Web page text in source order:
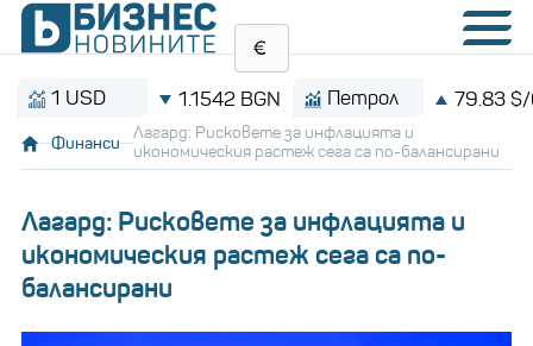
USD 1.1542 BGN Петрол 79.83 $/барел
Финанси
Лагард: Рисковете за инфлацията и
икономическия растеж сега са по-балансирани
Лагард: Рисковете за инфлацията и
икономическия растеж сега са по-
балансирани